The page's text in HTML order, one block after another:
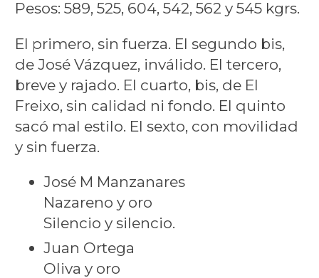
Pesos: 589, 525, 604, 542, 562 y 545 kgrs.
El primero, sin fuerza. El segundo bis,
de José Vázquez, inválido. El tercero,
breve y rajado. El cuarto, bis, de El
Freixo, sin calidad ni fondo. El quinto
sacó mal estilo. El sexto, con movilidad
y sin fuerza.
José M Manzanares
Nazareno y oro
Silencio y silencio.
Juan Ortega
Oliva y oro